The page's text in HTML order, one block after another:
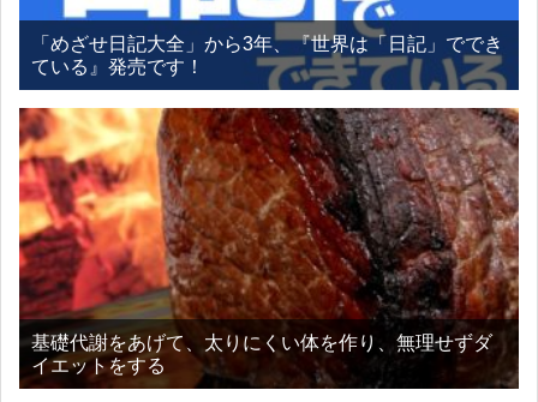
「めざせ日記大全」から3年、『世界は「日記」ででき
ている』発売です！
基礎代謝をあげて、太りにくい体を作り、無理せずダ
イエットをする